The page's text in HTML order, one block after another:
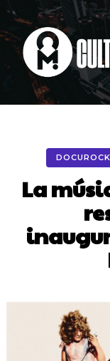
DOCUROCK
La